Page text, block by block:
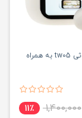
هندزفری بلوتوثی tw05 به همراه
1,400,000 11٪